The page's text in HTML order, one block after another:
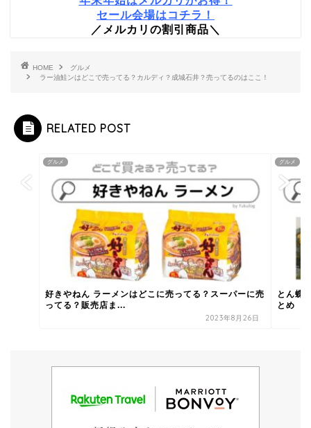
セール会場はコチラ！
／メルカリの割引商品＼
HOME
グルメ
ラー油鮭ンはどこで売ってる？カルディ？成城石井？売ってるのはここ！
RELATED POST
グルメ
好きやねん ラーメンはどこに売ってる？スーパーに売
ってる？販売店ま...
2023年8月26日
グルメ
とん蝶
とめ